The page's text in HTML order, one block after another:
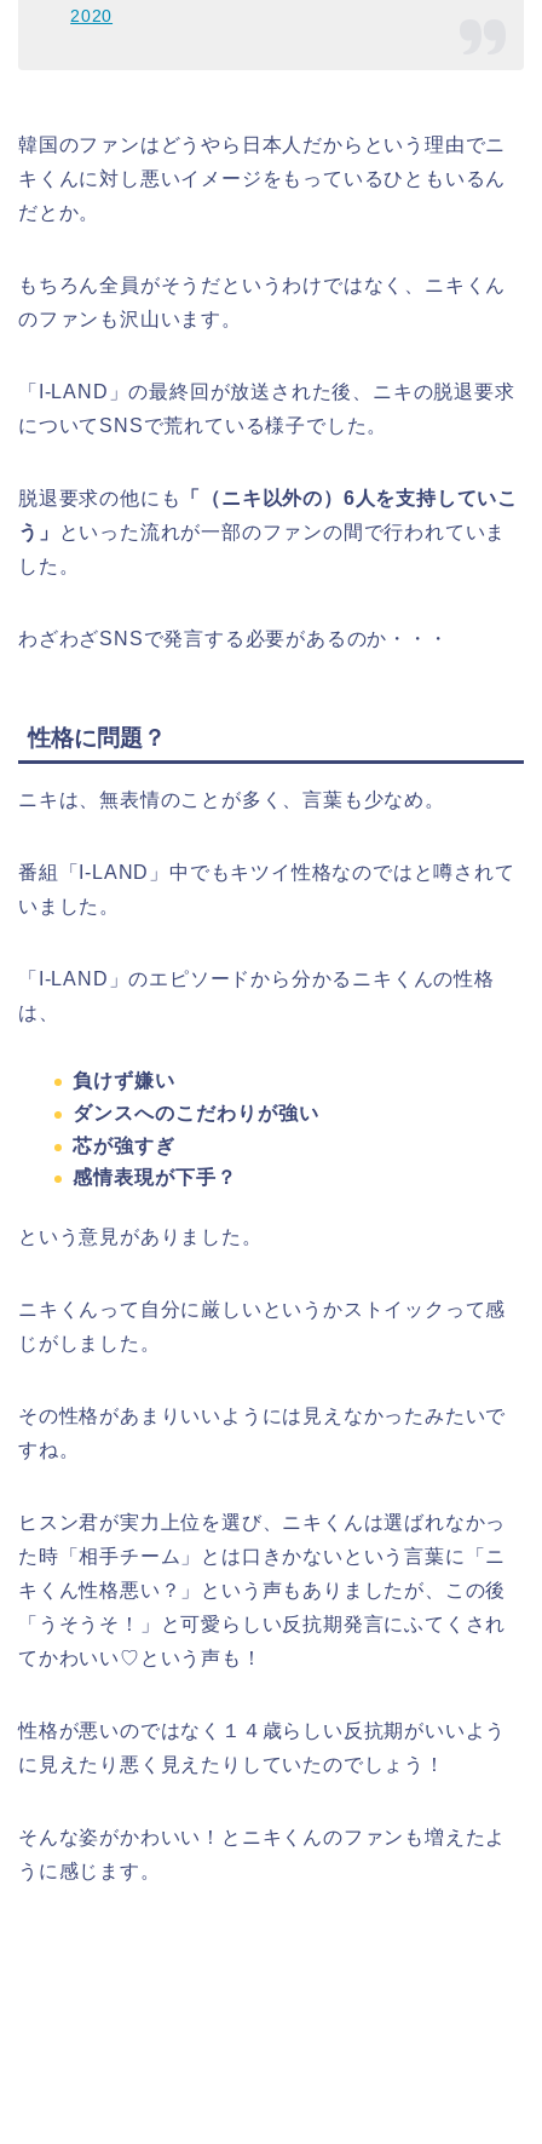
2020
韓国のファンはどうやら日本人だからという理由でニ
キくんに対し悪いイメージをもっているひともいるん
だとか。
もちろん全員がそうだというわけではなく、ニキくん
のファンも沢山います。
「I-LAND」の最終回が放送された後、ニキの脱退要求
についてSNSで荒れている様子でした。
脱退要求の他にも
「（ニキ以外の）6人を支持していこ
う」
といった流れが一部のファンの間で行われていま
した。
わざわざSNSで発言する必要があるのか・・・
性格に問題？
ニキは、無表情のことが多く、言葉も少なめ。
番組「I-LAND」中でもキツイ性格なのではと噂されて
いました。
「I-LAND」のエピソードから分かるニキくんの性格
は、
負けず嫌い
ダンスへのこだわりが強い
芯が強すぎ
感情表現が下手？
という意見がありました。
ニキくんって自分に厳しいというかストイックって感
じがしました。
その性格があまりいいようには見えなかったみたいで
すね。
ヒスン君が実力上位を選び、ニキくんは選ばれなかっ
た時「相手チーム」とは口きかないという言葉に「ニ
キくん性格悪い？」という声もありましたが、この後
「うそうそ！」と可愛らしい反抗期発言にふてくされ
てかわいい♡という声も！
性格が悪いのではなく１４歳らしい反抗期がいいよう
に見えたり悪く見えたりしていたのでしょう！
そんな姿がかわいい！とニキくんのファンも増えたよ
うに感じます。